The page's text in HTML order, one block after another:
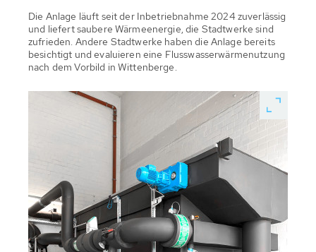
Die Anlage läuft seit der Inbetriebnahme 2024 zuverlässig
und liefert saubere Wärmeenergie, die Stadtwerke sind
zufrieden. Andere Stadtwerke haben die Anlage bereits
besichtigt und evaluieren eine Flusswasserwärmenutzung
nach dem Vorbild in Wittenberge.